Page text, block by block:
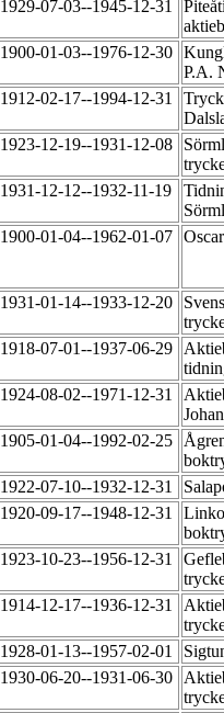
1929-07-03--1945-12-31
1900-01-03--1976-12-30
P.A.
1912-02-17--1994-12-31
1923-12-19--1931-12-08
1931-12-12--1932-11-19
1900-01-04--1962-01-07
1931-01-14--1933-12-20
1918-07-01--1937-06-29
1924-08-02--1971-12-31
1905-01-04--1992-02-25
1922-07-10--1932-12-31
1920-09-17--1948-12-31
1923-10-23--1956-12-31
1914-12-17--1936-12-31
1928-01-13--1957-02-01
1930-06-20--1931-06-30